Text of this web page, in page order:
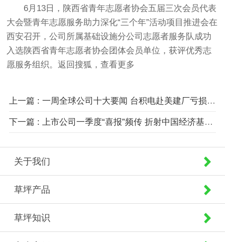
6月13日，陕西省青年志愿者协会五届三次会员代表
大会暨青年志愿服务助力深化“三个年”活动项目推进会在
西安召开，公司所属基础设施分公司志愿者服务队成功
入选陕西省青年志愿者协会团体会员单位，获评优秀志
愿服务组织。返回搜狐，查看更多
上一篇 : 一周全球公司十大要闻 台积电赴美建厂亏损连年扩大；西方车企吸收本土技术谋求在中国东山再起
下一篇 : 上市公司一季度“喜报”频传 折射中国经济基本面暖意浓
关于我们
草坪产品
草坪知识